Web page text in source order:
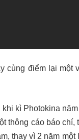
cùng điểm lại
khi kì Photokina
thông cáo báo
thay vì 2 năm